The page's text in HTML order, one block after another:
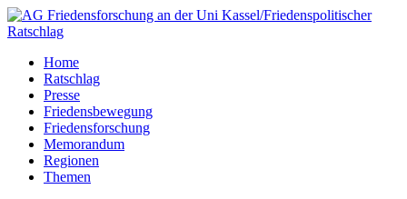
Home
Ratschlag
Presse
Friedensbewegung
Friedensforschung
Memorandum
Regionen
Themen